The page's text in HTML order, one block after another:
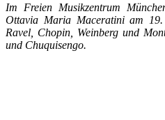
Im Freien Musikzentrum
Ottavia Maria Maceratini am 19.
Ravel, Chopin, Weinberg und
und Chuquisengo.